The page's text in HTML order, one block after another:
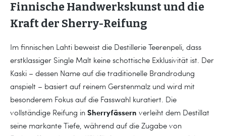
Finnische Handwerkskunst und die
Kraft der Sherry-Reifung
Im finnischen Lahti beweist die Destillerie Teerenpeli, dass
erstklassiger Single Malt keine schottische Exklusivität ist. Der
Kaski – dessen Name auf die traditionelle Brandrodung
anspielt – basiert auf reinem Gerstenmalz und wird mit
besonderem Fokus auf die Fasswahl kuratiert. Die
vollständige Reifung in Sherryfässern verleiht dem Destillat
seine markante Tiefe, während auf die Zugabe von